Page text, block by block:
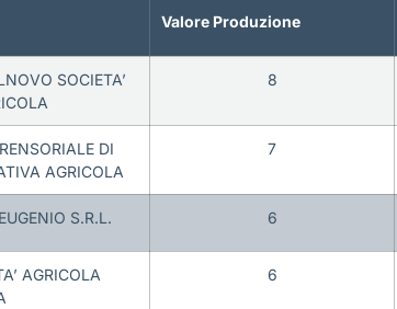
Valore Produzione
SOCIETA’
8
DI
AGRICOLA
7
S.R.L. 6
AGRICOLA
6